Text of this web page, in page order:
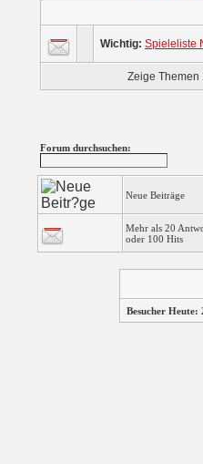
Wichtig: Spieleliste
Zeige Themen
Forum durchsuchen:
Neue Beiträge
Mehr als 20
oder 100 Hits
Besucher Heute: